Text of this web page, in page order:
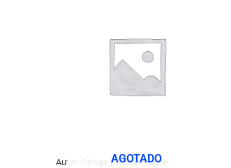
AGOTADO
Autor: Ortega y Gasset, Jose